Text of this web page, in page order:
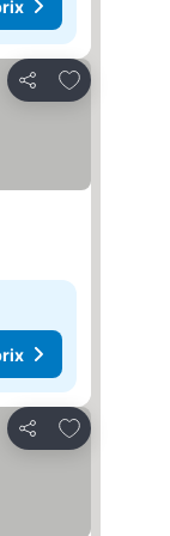
Partager
Ajouter à
Partager
Ajouter à